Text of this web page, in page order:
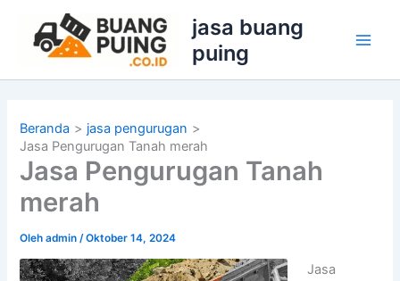
konten
jasa buang
puing
Beranda
jasa pengurugan
Jasa Pengurugan Tanah merah
Jasa Pengurugan Tanah
merah
Olehadmin/Oktober 14, 2024
Jasa